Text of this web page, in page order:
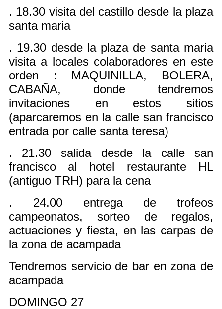
. 18.30 visita del castillo desde la plaza
santa maria
. 19.30 desde la plaza de santa maria
visita a locales colaboradores en este
orden : MAQUINILLA, BOLERA,
CABAÑA, donde tendremos
invitaciones en estos sitios
(aparcaremos en la calle san francisco
entrada por calle santa teresa)
. 21.30 salida desde la calle san
francisco al hotel restaurante HL
(antiguo TRH) para la cena
. 24.00 entrega de trofeos
campeonatos, sorteo de regalos,
actuaciones y fiesta, en las carpas de
la zona de acampada
Tendremos servicio de bar en zona de
acampada
DOMINGO 27